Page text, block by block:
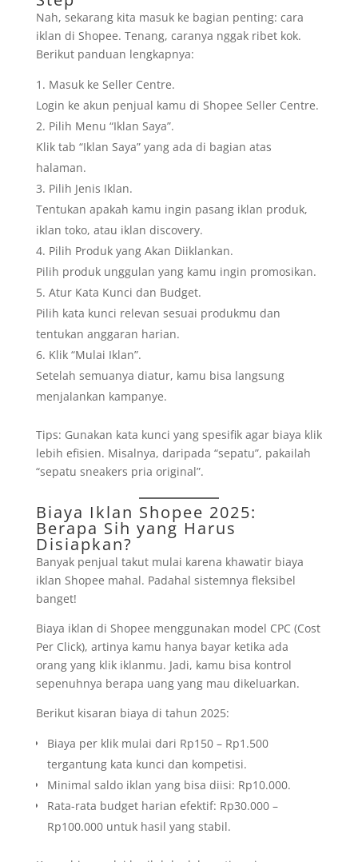
Nah, sekarang kita masuk ke bagian penting: cara
iklan di Shopee. Tenang, caranya nggak ribet kok.
Berikut panduan lengkapnya:
Masuk ke Seller Centre.
Login ke akun penjual kamu di Shopee Seller Centre.
Pilih Menu “Iklan Saya”.
Klik tab “Iklan Saya” yang ada di bagian atas
halaman.
Pilih Jenis Iklan.
Tentukan apakah kamu ingin pasang iklan produk,
iklan toko, atau iklan discovery.
Pilih Produk yang Akan Diiklankan.
Pilih produk unggulan yang kamu ingin promosikan.
Atur Kata Kunci dan Budget.
Pilih kata kunci relevan sesuai produkmu dan
tentukan anggaran harian.
Klik “Mulai Iklan”.
Setelah semuanya diatur, kamu bisa langsung
menjalankan kampanye.
Tips: Gunakan kata kunci yang spesifik agar biaya klik
lebih efisien. Misalnya, daripada “sepatu”, pakailah
“sepatu sneakers pria original”.
Biaya Iklan Shopee 2025:
Berapa Sih yang Harus
Disiapkan?
Banyak penjual takut mulai karena khawatir biaya
iklan Shopee mahal. Padahal sistemnya fleksibel
banget!
Biaya iklan di Shopee menggunakan model CPC (Cost
Per Click), artinya kamu hanya bayar ketika ada
orang yang klik iklanmu. Jadi, kamu bisa kontrol
sepenuhnya berapa uang yang mau dikeluarkan.
Berikut kisaran biaya di tahun 2025:
Biaya per klik mulai dari Rp150 – Rp1.500
tergantung kata kunci dan kompetisi.
Minimal saldo iklan yang bisa diisi: Rp10.000.
Rata-rata budget harian efektif: Rp30.000 –
Rp100.000 untuk hasil yang stabil.